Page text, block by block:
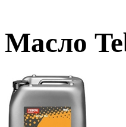
Масло